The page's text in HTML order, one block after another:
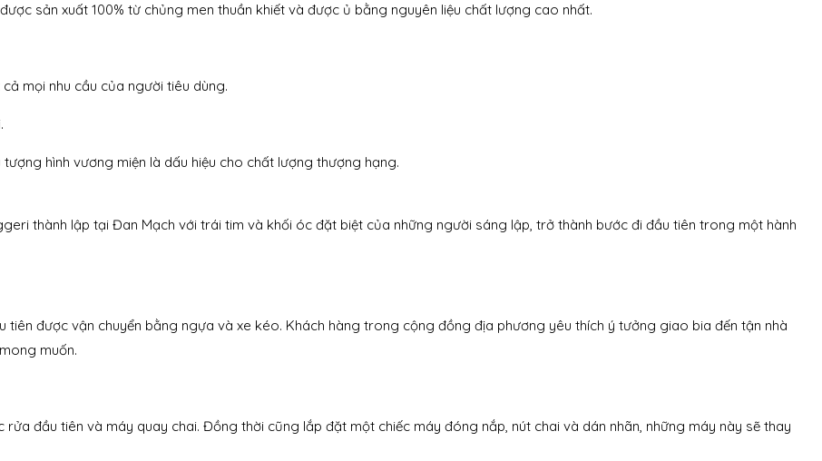
sản xuất 100% từ chủng men thuần khiết và được ủ bằng nguyên liệu chất lượng cao nhất.
mọi nhu cầu của người tiêu dùng.
hình vương miện là dấu hiệu cho chất lượng thượng hạng.
thành lập tại Đan Mạch với trái tim và khối óc đặt biệt của những người sáng lập, trở thành bước đi đầu tiên trong một hành
được vận chuyển bằng ngựa và xe kéo. Khách hàng trong cộng đồng địa phương yêu thích ý tưởng giao bia đến tận nhà
muốn.
đầu tiên và máy quay chai. Đồng thời cũng lắp đặt một chiếc máy đóng nắp, nút chai và dán nhãn, những máy này sẽ thay